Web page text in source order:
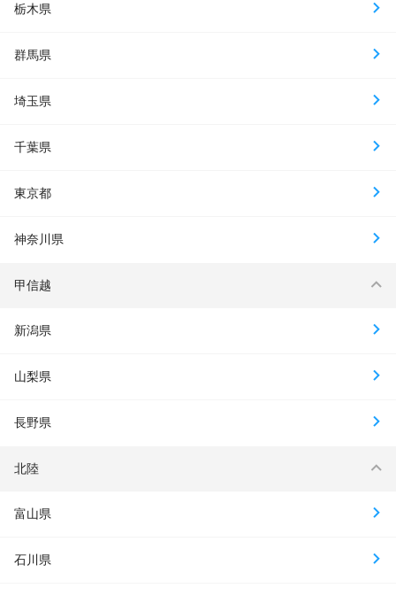
栃木県
群馬県
埼玉県
千葉県
東京都
神奈川県
甲信越
新潟県
山梨県
長野県
北陸
富山県
石川県